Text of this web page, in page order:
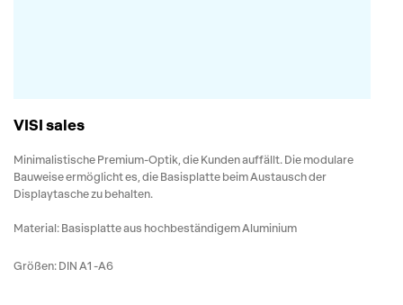
VISI sales
Minimalistische Premium-Optik, die Kunden auffällt. Die modulare
Bauweise ermöglicht es, die Basisplatte beim Austausch der
Displaytasche zu behalten.
Material: Basisplatte aus hochbeständigem Aluminium
Größen: DIN A1 -A6